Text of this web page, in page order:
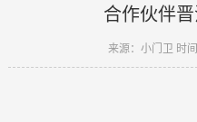
合作伙伴
来源：小门卫 时